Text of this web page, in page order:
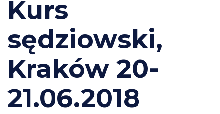
Kurs
sędziowski,
Kraków 20-
21.06.2018